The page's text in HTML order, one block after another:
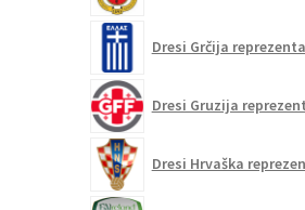
Dresi Grčija
Dresi Gruzija
Dresi Hrvaška